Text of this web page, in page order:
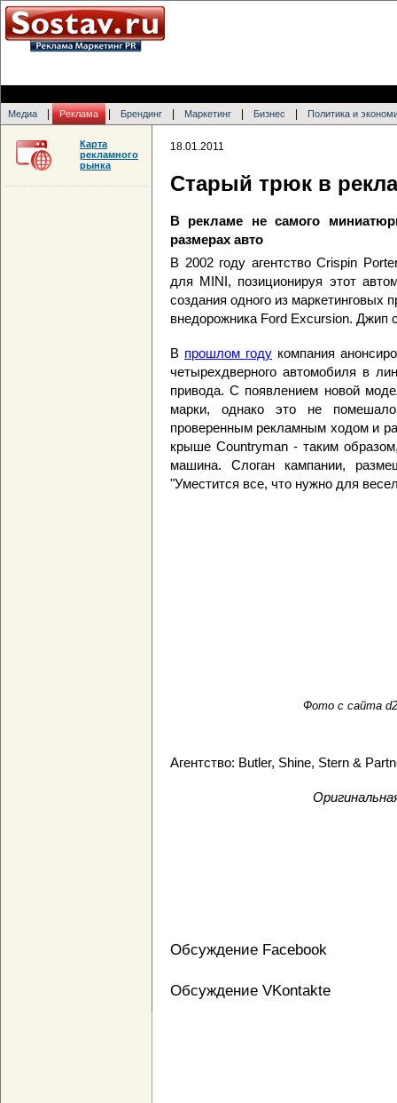
Медиа Реклама Брендинг Маркетинг Бизнес Политика и
18.01.2011
Старый трюк в
В рекламе не самого
размерах авто
В 2002 году агентство Crispin
для MINI, позиционируя этот
создания одного из
внедорожника Ford Excursion.
В прошлом году компания
четырехдверного автомобиля в
привода. С появлением новой
марки, однако это не помешало
проверенным рекламным ходом и
крыше Countryman - таким
машина. Слоган кампании,
"Уместится все, что нужно для
Фото с сайта
Агентство: Butler, Shine, Stern &
Обсуждение Facebook
Обсуждение VKontakte
Карта
рекламного
рынка